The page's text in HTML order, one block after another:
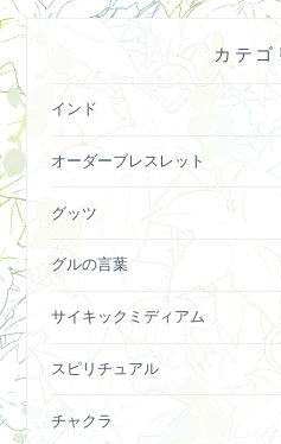
カテゴ
インド
オーダーブレスレット
グッツ
グルの言葉
サイキックミディアム
スピリチュアル
チャクラ